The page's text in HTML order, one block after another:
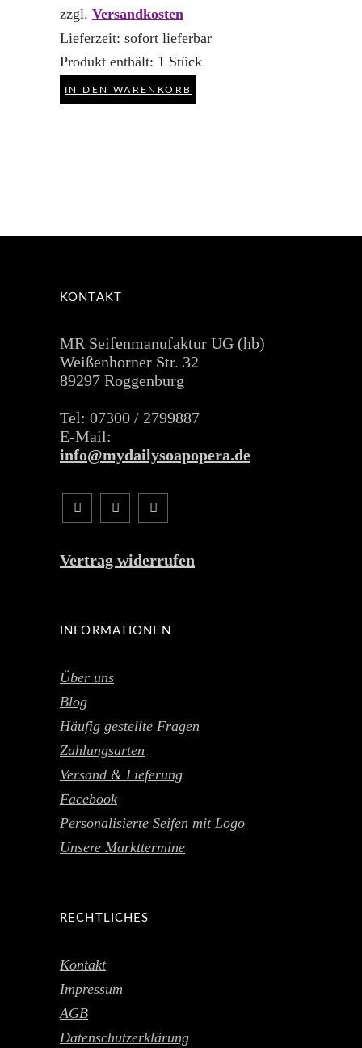
zzgl. Versandkosten
Lieferzeit: sofort lieferbar
Produkt enthält: 1 Stück
IN DEN WARENKORB
KONTAKT
MR Seifenmanufaktur UG (hb)
Weißenhorner Str. 32
89297 Roggenburg
Tel: 07300 / 2799887
E-Mail:
info@mydailysoapopera.de
Vertrag widerrufen
INFORMATIONEN
Über uns
Blog
Häufig gestellte Fragen
Zahlungsarten
Versand & Lieferung
Facebook
Personalisierte Seifen mit Logo
Unsere Markttermine
RECHTLICHES
Kontakt
Impressum
AGB
Datenschutzerklärung